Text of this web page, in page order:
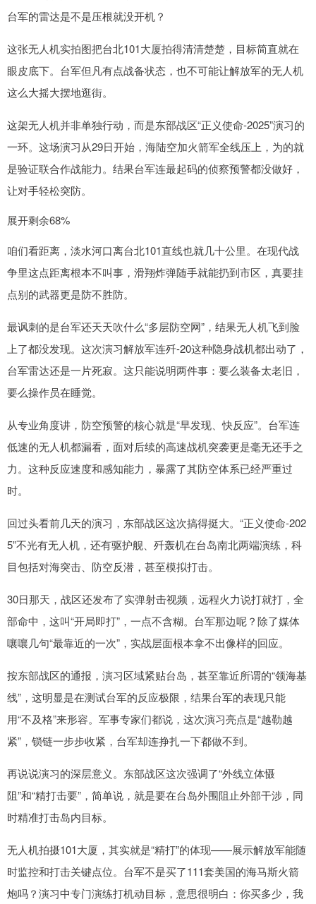
台军的雷达是不是压根就没开机？
这张无人机实拍图把台北101大厦拍得清清楚楚，目标简直就在
眼皮底下。台军但凡有点战备状态，也不可能让解放军的无人机
这么大摇大摆地逛街。
这架无人机并非单独行动，而是东部战区“正义使命-2025”演习的
一环。这场演习从29日开始，海陆空加火箭军全线压上，为的就
是验证联合作战能力。结果台军连最起码的侦察预警都没做好，
让对手轻松突防。
展开剩余68%
咱们看距离，淡水河口离台北101直线也就几十公里。在现代战
争里这点距离根本不叫事，滑翔炸弹随手就能扔到市区，真要挂
点别的武器更是防不胜防。
最讽刺的是台军还天天吹什么“多层防空网”，结果无人机飞到脸
上了都没发现。这次演习解放军连歼-20这种隐身战机都出动了，
台军雷达还是一片死寂。这只能说明两件事：要么装备太老旧，
要么操作员在睡觉。
从专业角度讲，防空预警的核心就是“早发现、快反应”。台军连
低速的无人机都漏看，面对后续的高速战机突袭更是毫无还手之
力。这种反应速度和感知能力，暴露了其防空体系已经严重过
时。
回过头看前几天的演习，东部战区这次搞得挺大。“正义使命-202
5”不光有无人机，还有驱护舰、歼轰机在台岛南北两端演练，科
目包括对海突击、防空反潜，甚至模拟打击。
30日那天，战区还发布了实弹射击视频，远程火力说打就打，全
部命中，这叫“开局即打”，一点不含糊。台军那边呢？除了媒体
嚷嚷几句“最靠近的一次”，实战层面根本拿不出像样的回应。
按东部战区的通报，演习区域紧贴台岛，甚至靠近所谓的“领海基
线”，这明显是在测试台军的反应极限，结果台军的表现只能
用“不及格”来形容。军事专家们都说，这次演习亮点是“越勒越
紧”，锁链一步步收紧，台军却连挣扎一下都做不到。
再说说演习的深层意义。东部战区这次强调了“外线立体慑
阻”和“精打击要”，简单说，就是要在台岛外围阻止外部干涉，同
时精准打击岛内目标。
无人机拍摄101大厦，其实就是“精打”的体现——展示解放军能随
时监控和打击关键点位。台军不是买了111套美国的海马斯火箭
炮吗？演习中专门演练打机动目标，意思很明白：你买多少，我